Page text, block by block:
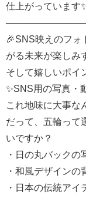
仕上がっています
🎉SNS映えのフォ
がる未来が楽しみ
そして嬉しいポイ
✨SNS用の写真・
これ地味に大事な
だって、五輪って
いですか？
・日の丸バックの
・和風デザインの
・日本の伝統アイ